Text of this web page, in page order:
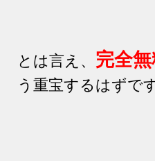
とは言え、 完全
う重宝するはずです